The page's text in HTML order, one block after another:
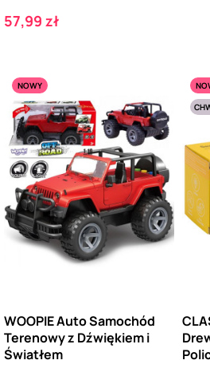
Cena
57,99 zł
NOWY
WOOPIE Auto Samochód
Terenowy z Dźwiękiem i
Światłem